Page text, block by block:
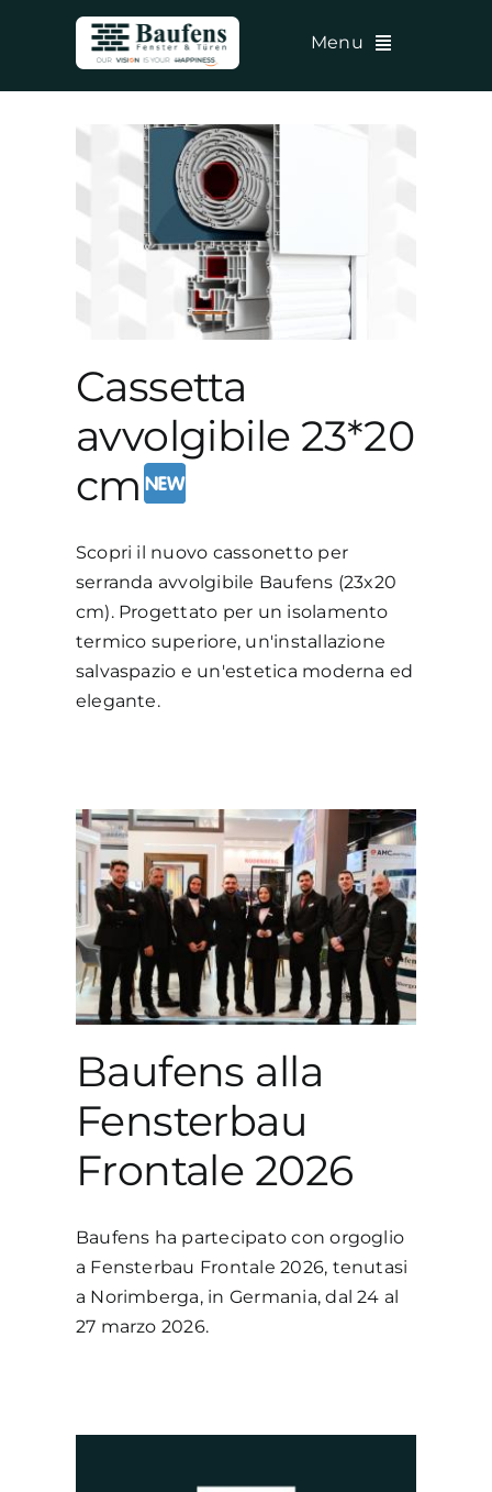
contenuto
Menu
Cassetta
avvolgibile 23*20
cm
Scopri il nuovo cassonetto per
serranda avvolgibile Baufens (23x20
cm). Progettato per un isolamento
termico superiore, un'installazione
salvaspazio e un'estetica moderna ed
elegante.
Baufens alla
Fensterbau
Frontale 2026
Baufens ha partecipato con orgoglio
a Fensterbau Frontale 2026, tenutasi
a Norimberga, in Germania, dal 24 al
27 marzo 2026.